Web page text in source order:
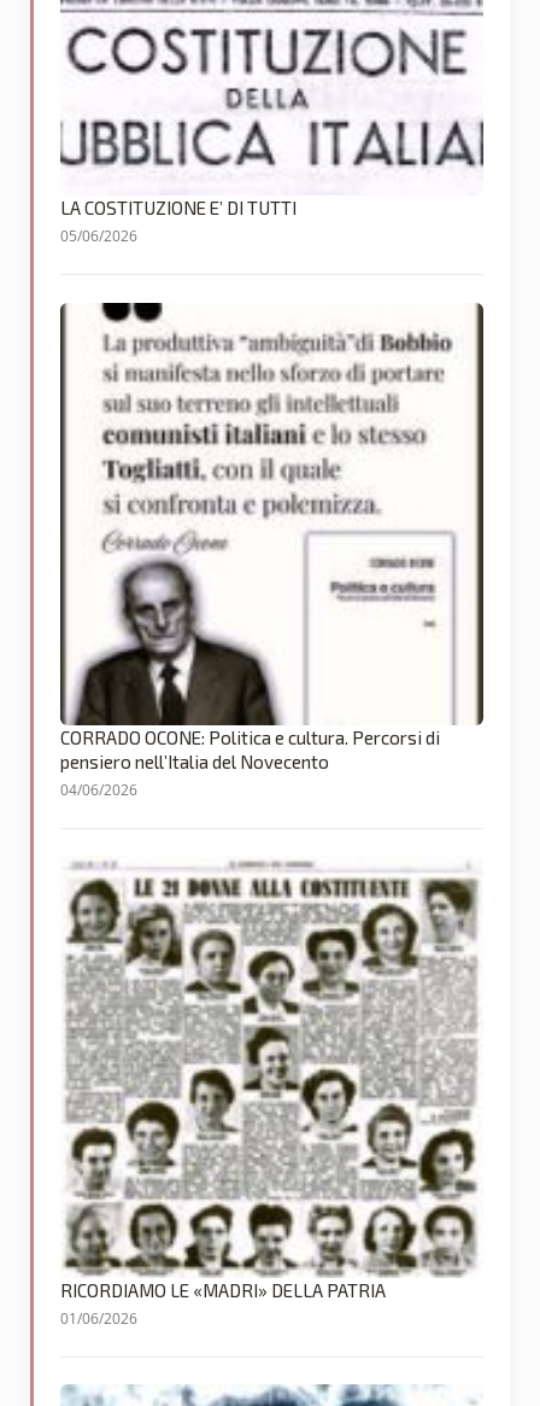
LA COSTITUZIONE E’ DI TUTTI
05/06/2026
CORRADO OCONE: Politica e cultura. Percorsi di
pensiero nell’Italia del Novecento
04/06/2026
RICORDIAMO LE «MADRI» DELLA PATRIA
01/06/2026